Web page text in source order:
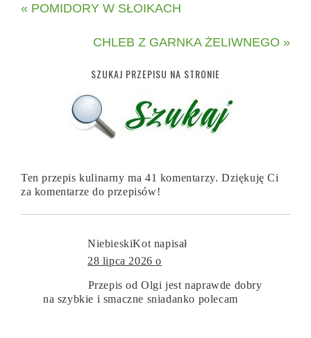
« POMIDORY W SŁOIKACH
CHLEB Z GARNKA ŻELIWNEGO »
SZUKAJ PRZEPISU NA STRONIE
Ten przepis kulinarny ma 41 komentarzy. Dziękuję Ci
za komentarze do przepisów!
NiebieskiKot napisał
28 lipca 2026 o
Przepis od Olgi jest naprawde dobry
na szybkie i smaczne sniadanko polecam